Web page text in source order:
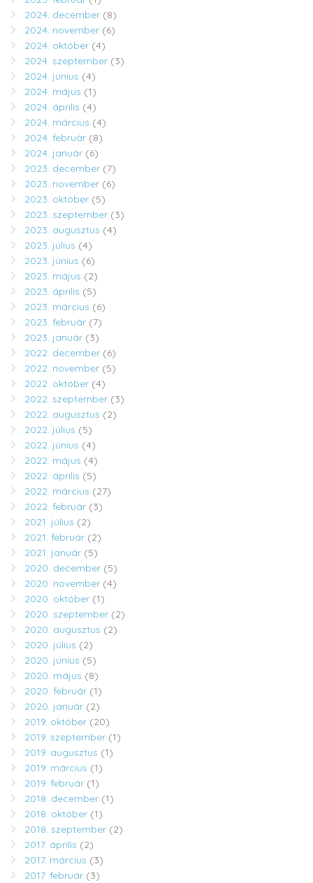
2024. december (8)
2024. november (6)
2024. október (4)
2024. szeptember (3)
2024. június (4)
2024. május (1)
2024. április (4)
2024. március (4)
2024. február (8)
2024. január (6)
2023. december (7)
2023. november (6)
2023. október (5)
2023. szeptember (3)
2023. augusztus (4)
2023. július (4)
2023. június (6)
2023. május (2)
2023. április (5)
2023. március (6)
2023. február (7)
2023. január (3)
2022. december (6)
2022. november (5)
2022. október (4)
2022. szeptember (3)
2022. augusztus (2)
2022. július (5)
2022. június (4)
2022. május (4)
2022. április (5)
2022. március (27)
2022. február (3)
2021. július (2)
2021. február (2)
2021. január (5)
2020. december (5)
2020. november (4)
2020. október (1)
2020. szeptember (2)
2020. augusztus (2)
2020. július (2)
2020. június (5)
2020. május (8)
2020. február (1)
2020. január (2)
2019. október (20)
2019. szeptember (1)
2019. augusztus (1)
2019. március (1)
2019. február (1)
2018. december (1)
2018. október (1)
2018. szeptember (2)
2017. április (2)
2017. március (3)
2017. február (3)